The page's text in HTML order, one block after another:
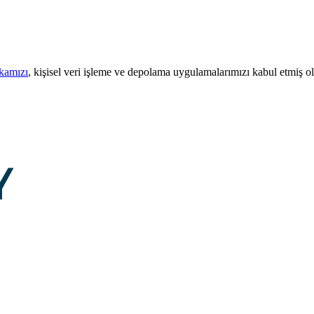
, kişisel veri işleme ve depolama uygulamalarımızı kabul etmiş